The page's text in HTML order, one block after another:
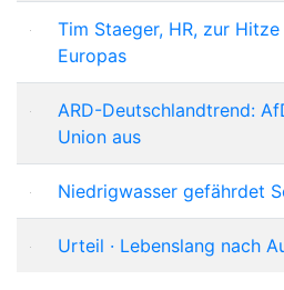
Tim Staeger, HR, zur
Europas
ARD-Deutschlandtrend:
Union aus
Niedrigwasser gefährdet
Urteil · Lebenslang nach